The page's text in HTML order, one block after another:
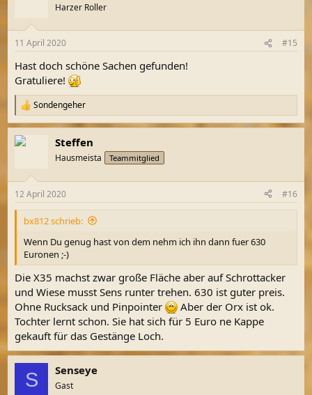
e
:
Harzer Roller
11 April 2020 #15
Hast doch schöne Sachen gefunden!
Gratuliere!
R
e
a
k
e
n
Sondengeher
Steffen
Hausmeista Teammitglied
12 April 2020 #16
bx812 schrieb:
Wenn Du genug hast von dem nehm ich ihn dann fuer 630
Euronen ;-)
Die X35 machst zwar große Fläche aber auf Schrottacker
und Wiese musst Sens runter trehen. 630 ist guter preis.
Ohne Rucksack und Pinpointer
Aber der Orx ist ok.
Tochter lernt schon. Sie hat sich für 5 Euro ne Kappe
gekauft für das Gestänge Loch.
S Senseye
Gast